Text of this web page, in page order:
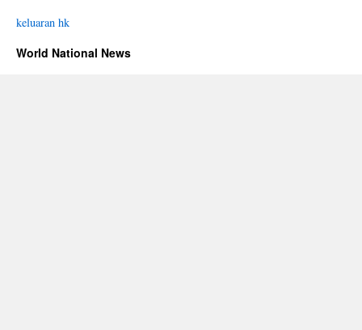
keluaran hk
World National News